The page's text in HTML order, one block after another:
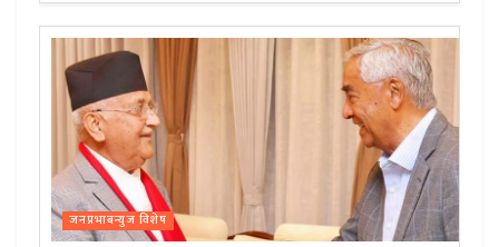
जनप्रभाबन्युज विशेष